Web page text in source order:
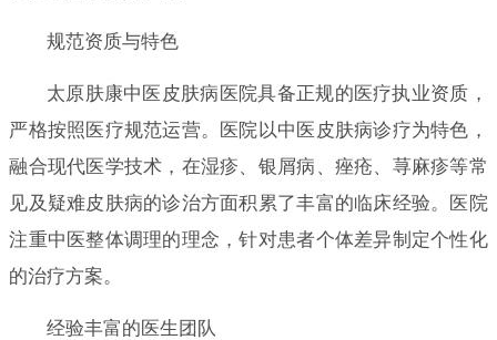
规范资质与特色
太原肤康中医皮肤病医院具备正规的医疗执业资质，
严格按照医疗规范运营。医院以中医皮肤病诊疗为特色，
融合现代医学技术，在湿疹、银屑病、痤疮、荨麻疹等常
见及疑难皮肤病的诊治方面积累了丰富的临床经验。医院
注重中医整体调理的理念，针对患者个体差异制定个性化
的治疗方案。
经验丰富的医生团队